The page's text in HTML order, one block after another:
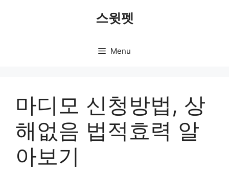
스윗펫
Menu
마디모 신청방법, 상
해없음 법적효력 알
아보기